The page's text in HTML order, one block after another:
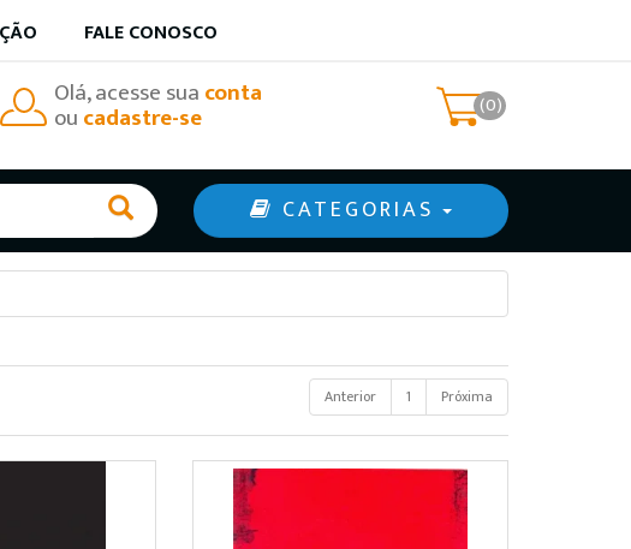
FALE CONOSCO
Olá, acesse suaconta
oucadastre-se (0)
CATEGORIAS
Anterior 1 Próxima